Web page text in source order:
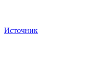
Источник